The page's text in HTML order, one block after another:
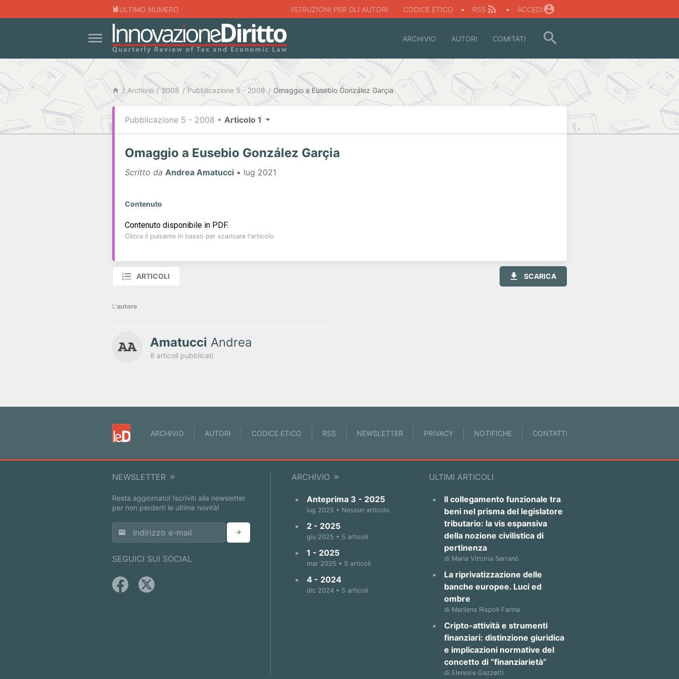
ULTIMO NUMERO ISTRUZIONI PER GLI AUTORI CODICE ETICO • RSS • ACCEDI
ARCHIVIO AUTORI COMITATI
Archivio 2008 Pubblicazione 5 - 2008 Omaggio a Eusebio González Garçia
Pubblicazione 5 - 2008 • Articolo 1
Omaggio a Eusebio González Garçia
Scritto da Andrea Amatucci • lug 2021
Contenuto
Contenuto disponibile in PDF.
Clicca il pulsante in basso per scaricare l'articolo
ARTICOLI SCARICA
L'autore
Amatucci Andrea
8 articoli pubblicati
ARCHIVIO AUTORI CODICE ETICO RSS NEWSLETTER PRIVACY NOTIFICHE CONTATTI
ARCHIVIO
Anteprima 3 - 2025
lug 2025 • Nessun articolo
2 - 2025
giu 2025 • 5 articoli
1 - 2025
mar 2025 • 5 articoli
4 - 2024
dic 2024 • 5 articoli
ULTIMI ARTICOLI
Il collegamento funzionale tra
beni nel prisma del legislatore
tributario: la vis espansiva
della nozione civilistica di
pertinenza
di Maria Vittoria Serranò
La riprivatizzazione delle
banche europee. Luci ed
ombre
di Marilena Rispoli Farina
Cripto-attività e strumenti
finanziari: distinzione giuridica
e implicazioni normative del
concetto di “finanziarietà”
di Elenoire Gazzetti
NEWSLETTER
Resta aggiornato! Iscriviti alla newsletter
per non perderti le ultime novità!
SEGUICI SUI SOCIAL